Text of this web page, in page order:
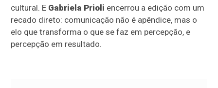
cultural. E Gabriela Prioli encerrou a edição com um
recado direto: comunicação não é apêndice, mas o
elo que transforma o que se faz em percepção, e
percepção em resultado.